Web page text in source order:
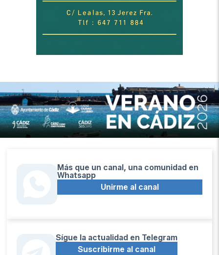
Más que un canal, una comunidad en
Whatsapp
Unirme al canal
Sígue la actualidad en Telegram
Suscribirme al canal